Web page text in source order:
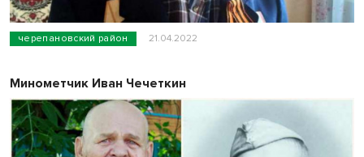
черепановский район 21.04.2022
Минометчик Иван Чечеткин